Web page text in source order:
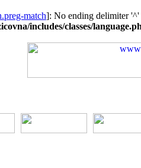
match]: No ending delimiter
includes/classes/